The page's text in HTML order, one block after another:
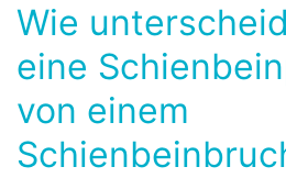
Wie
eine
von einem